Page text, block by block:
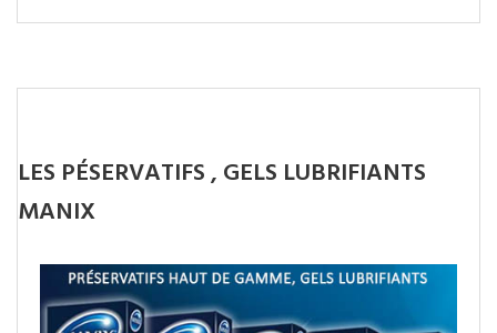
LES PÉSERVATIFS , GELS LUBRIFIANTS
MANIX